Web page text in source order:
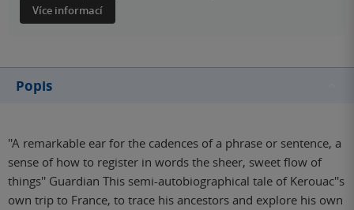
Více informací
Popis
''A remarkable ear for the cadences of a phrase or sentence, a
sense of how to register in words the sheer, sweet flow of
things'' Guardian This semi-autobiographical tale of Kerouac''s
own trip to France, to trace his ancestors and explore his own